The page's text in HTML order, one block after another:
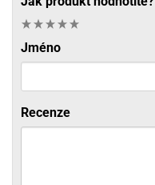
Jméno
Recenze